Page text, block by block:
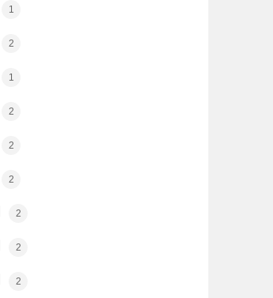
1
2
1
2
2
2
2
2
2